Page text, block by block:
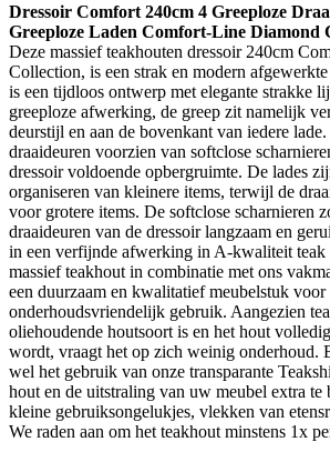
Dressoir Comfort 240cm 4 Greeploze
Greeploze Laden Comfort-Line Diamond
Deze massief teakhouten dressoir 240cm
Collection, is een strak en modern
is een tijdloos ontwerp met elegante strakke
greeploze afwerking, de greep zit namelijk
deurstijl en aan de bovenkant van iedere
draaideuren voorzien van softclose
dressoir voldoende opbergruimte. De lades
organiseren van kleinere items, terwijl de
voor grotere items. De softclose scharnieren
draaideuren van de dressoir langzaam en
in een verfijnde afwerking in A-kwaliteit
massief teakhout in combinatie met ons
een duurzaam en kwalitatief meubelstuk voor
onderhoudsvriendelijk gebruik. Aangezien
oliehoudende houtsoort is en het hout
wordt, vraagt het op zich weinig onderhoud.
wel het gebruik van onze transparante
hout en de uitstraling van uw meubel extra te
kleine gebruiksongelukjes, vlekken van
We raden aan om het teakhout minstens 1x